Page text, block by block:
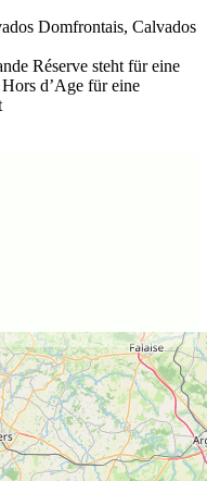
Domfrontais, Calvados
Réserve steht für eine
d’Age für eine
FÜR SIE